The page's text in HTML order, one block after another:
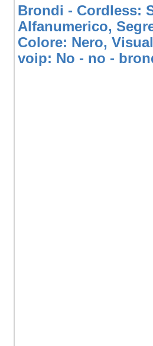
Brondi - Cordless:
Alfanumerico,
Colore: Nero,
voip: No - no -